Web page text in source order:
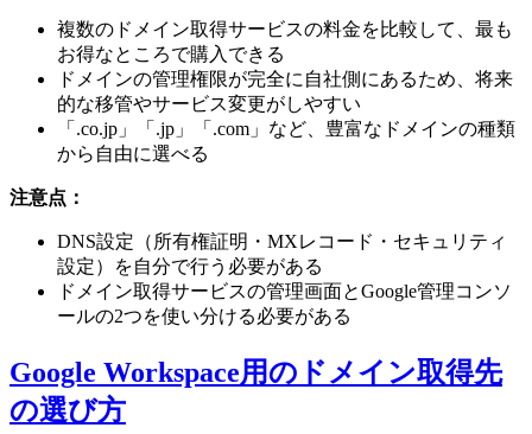
複数のドメイン取得サービスの料金を比較して、最も
お得なところで購入できる
ドメインの管理権限が完全に自社側にあるため、将来
的な移管やサービス変更がしやすい
「.co.jp」「.jp」「.com」など、豊富なドメインの種類
から自由に選べる
注意点：
DNS設定（所有権証明・MXレコード・セキュリティ
設定）を自分で行う必要がある
ドメイン取得サービスの管理画面とGoogle管理コンソ
ールの2つを使い分ける必要がある
Google Workspace用のドメイン取得先
の選び方